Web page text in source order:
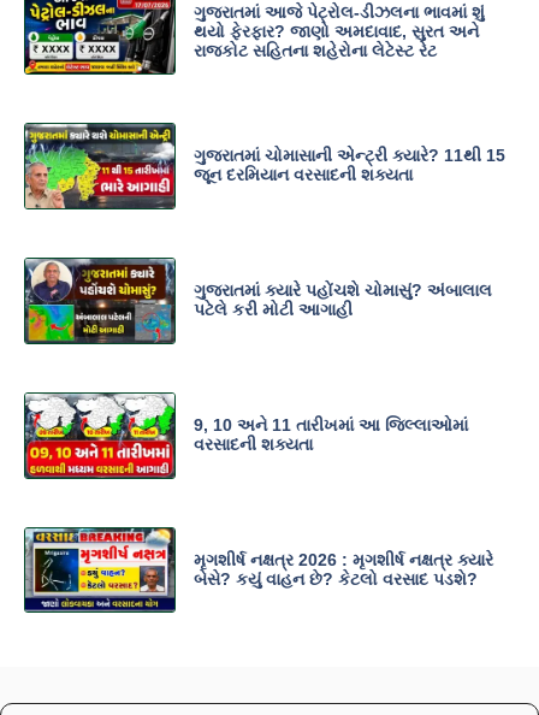
ગુજરાતમાં આજે પેટ્રોલ-ડીઝલના ભાવમાં શું
થયો ફેરફાર? જાણો અમદાવાદ, સુરત અને
રાજકોટ સહિતના શહેરોના લેટેસ્ટ રેટ
ગુજરાતમાં ચોમાસાની એન્ટ્રી ક્યારે? 11થી 15
જૂન દરમિયાન વરસાદની શક્યતા
ગુજરાતમાં ક્યારે પહોંચશે ચોમાસું? અંબાલાલ
પટેલે કરી મોટી આગાહી
9, 10 અને 11 તારીખમાં આ જિલ્લાઓમાં
વરસાદની શક્યતા
મૃગશીર્ષ નક્ષત્ર 2026 : મૃગશીર્ષ નક્ષત્ર ક્યારે
બેસે? કયું વાહન છે? કેટલો વરસાદ પડશે?